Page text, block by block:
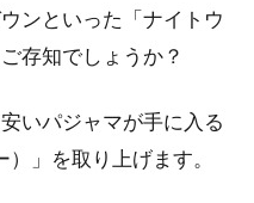
ンといった「ナイトウ
存知でしょうか？
いパジャマが手に入る
」を取り上げます。